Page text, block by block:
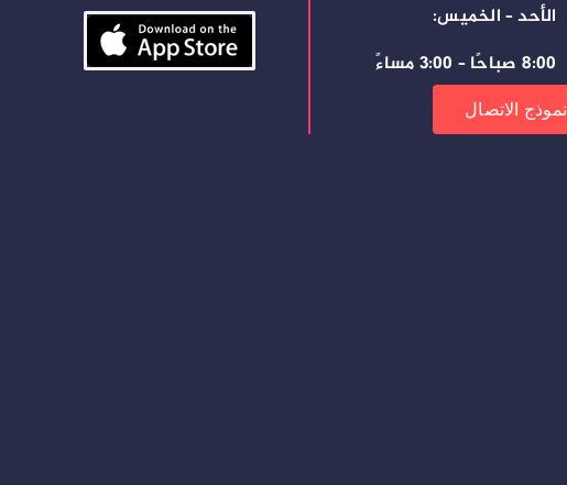
الأحد – الخميس:
8:00 صباحًا – 3:00 مساءً
نموذج الاتصال